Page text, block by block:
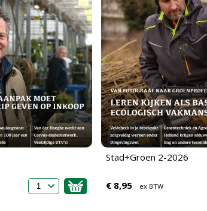
Stad+Groen 2-2026
€ 8,95 ex BTW